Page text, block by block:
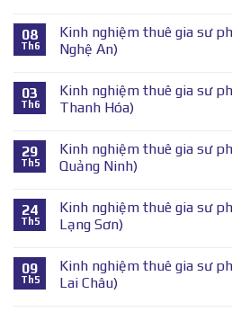
08
Th6
Kinh nghiệm thuê gia sư
Nghệ An)
03
Th6
Kinh nghiệm thuê gia sư
Thanh Hóa)
29
Th5
Kinh nghiệm thuê gia sư
Quảng Ninh)
24
Th5
Kinh nghiệm thuê gia sư
Lạng Sơn)
09
Th5
Kinh nghiệm thuê gia sư
Lai Châu)